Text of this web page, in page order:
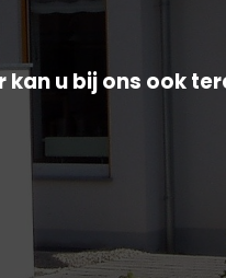
kan u bij ons ook